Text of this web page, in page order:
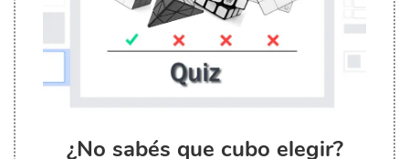
¿No sabés que cubo elegir?